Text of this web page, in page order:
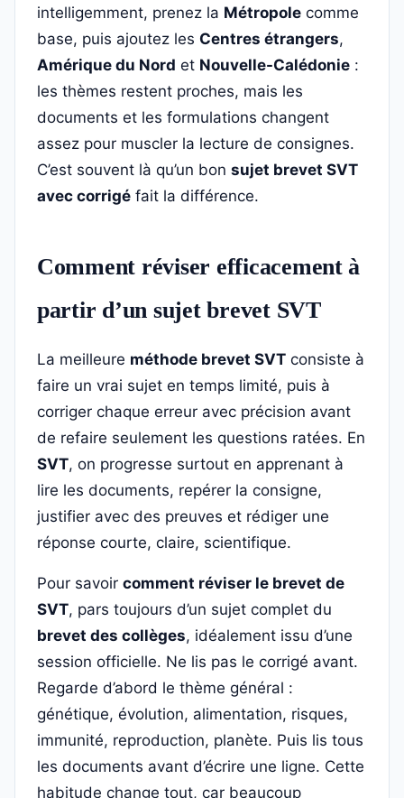
intelligemment, prenez la Métropole comme
base, puis ajoutez les Centres étrangers,
Amérique du Nord et Nouvelle-Calédonie :
les thèmes restent proches, mais les
documents et les formulations changent
assez pour muscler la lecture de consignes.
C’est souvent là qu’un bon sujet brevet SVT
avec corrigé fait la différence.
Comment réviser efficacement à
partir d’un sujet brevet SVT
La meilleure méthode brevet SVT consiste à
faire un vrai sujet en temps limité, puis à
corriger chaque erreur avec précision avant
de refaire seulement les questions ratées. En
SVT, on progresse surtout en apprenant à
lire les documents, repérer la consigne,
justifier avec des preuves et rédiger une
réponse courte, claire, scientifique.
Pour savoir comment réviser le brevet de
SVT, pars toujours d’un sujet complet du
brevet des collèges, idéalement issu d’une
session officielle. Ne lis pas le corrigé avant.
Regarde d’abord le thème général :
génétique, évolution, alimentation, risques,
immunité, reproduction, planète. Puis lis tous
les documents avant d’écrire une ligne. Cette
habitude change tout, car beaucoup